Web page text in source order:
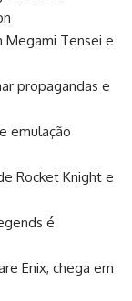
Megami Tensei e
propagandas e
emulação
Rocket Knight e
é
Enix, chega em